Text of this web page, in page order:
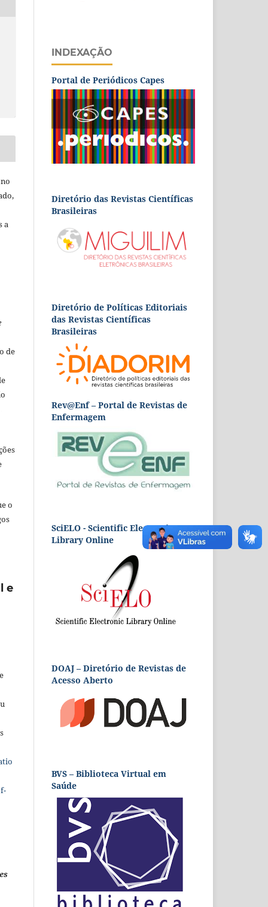
a
de
o
e
INDEXAÇÃO
Portal de Periódicos Capes
Diretório das Revistas Científicas
Brasileiras
Diretório de Políticas Editoriais
das Revistas Científicas
Brasileiras
Rev@Enf – Portal de Revistas de
Enfermagem
SciELO - Scientific Electronic
Library Online
DOAJ – Diretório de Revistas de
Acesso Aberto
BVS – Biblioteca Virtual em
Saúde